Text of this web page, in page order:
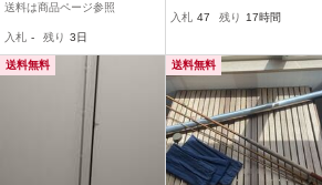
送料は商品ページ参照
入札 - 残り 3日
入札 47 残り 17時間
送料無料 送料無料